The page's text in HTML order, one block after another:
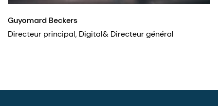
Guyomard Beckers
Directeur principal, Digital& Directeur général